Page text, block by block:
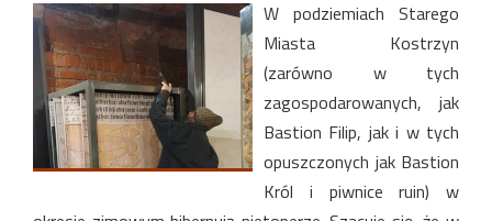
W podziemiach Starego
Miasta Kostrzyn
(zarówno w tych
zagospodarowanych, jak
Bastion Filip, jak i w tych
opuszczonych jak Bastion
Król i piwnice ruin) w